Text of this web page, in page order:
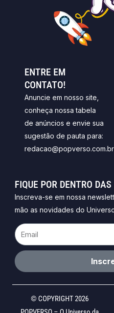
ENTRE EM
CONTATO!
Anuncie em nosso site,
conheça nossa tabela
de anúncios e envie sua
sugestão de pauta para:
redacao@popverso.com.br
FIQUE POR DENTRO
Inscreva-se em nossa
mão as novidades do
Email
© COPYRIGHT 2026